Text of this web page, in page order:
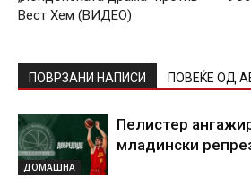
Вест Хем (ВИДЕО)
ПОВРЗАНИ НАПИСИ ПОВЕЌЕ ОД
ДОМАШНА
Пелистер
младински